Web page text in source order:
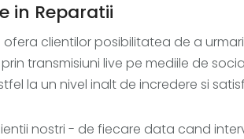
in Reparatii
clientilor posibilitatea de a
transmisiuni live pe mediile de
la un nivel inalt de incredere si
nostri - de fiecare data cand